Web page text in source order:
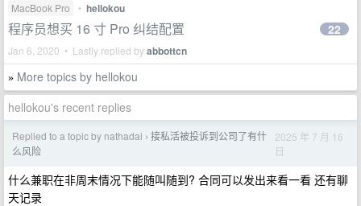
MacBook Pro
• hellokou
程序员想买 16 寸 Pro 纠结配置
Jan 6, 2020 • Lastly replied byabbottcn
22
» More topics by hellokou
hellokou's recent replies
Replied to a topic by nathadai › 接私活被投诉到公司了有什
么风险
2025 年 7 月 16
日
什么兼职在非周末情况下能随叫随到? 合同可以发出来看一看 还有聊
天记录